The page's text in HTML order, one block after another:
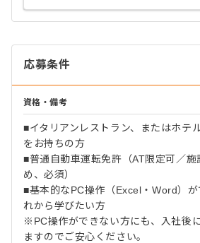
応募条件
資格・備考
■イタリアンレストラン、またはホテ
をお持ちの方
■普通自動車運転免許（AT限定可／施
め、必須）
■基本的なPC操作（Excel・Word）
れから学びたい方
※PC操作ができない方にも、入社後
ますのでご安心ください。